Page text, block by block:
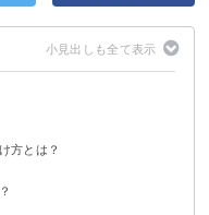
方とは？